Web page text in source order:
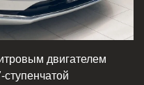
двигателем